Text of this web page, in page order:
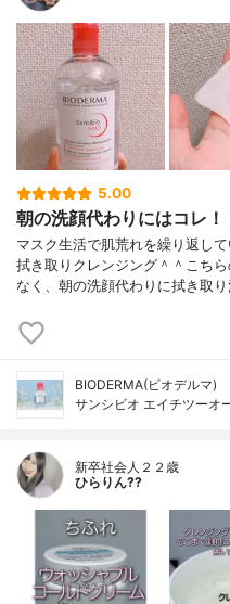
5.00
朝の洗顔代わりにはコレ！
マスク生活で肌荒れを繰り返し
拭き取りクレンジング＾＾こち
なく、朝の洗顔代わりに拭き取
BIODERMA(ビオデルマ)
サンシビオ エイチツーオ
新卒社会人２２歳
ひらりん??